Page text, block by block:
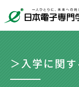
＞入学に関